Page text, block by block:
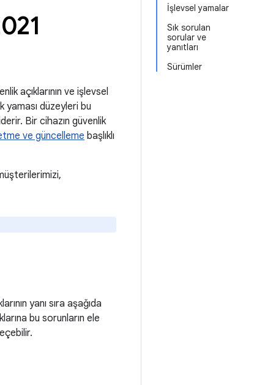
İşlevsel yamalar
Sık sorulan
sorular ve
yanıtları
Sürümler
açıklarının ve işlevsel
yaması düzeyleri bu
Bir cihazın güvenlik
ve güncelleme başlıklı
yanı sıra aşağıda
bu sorunların ele